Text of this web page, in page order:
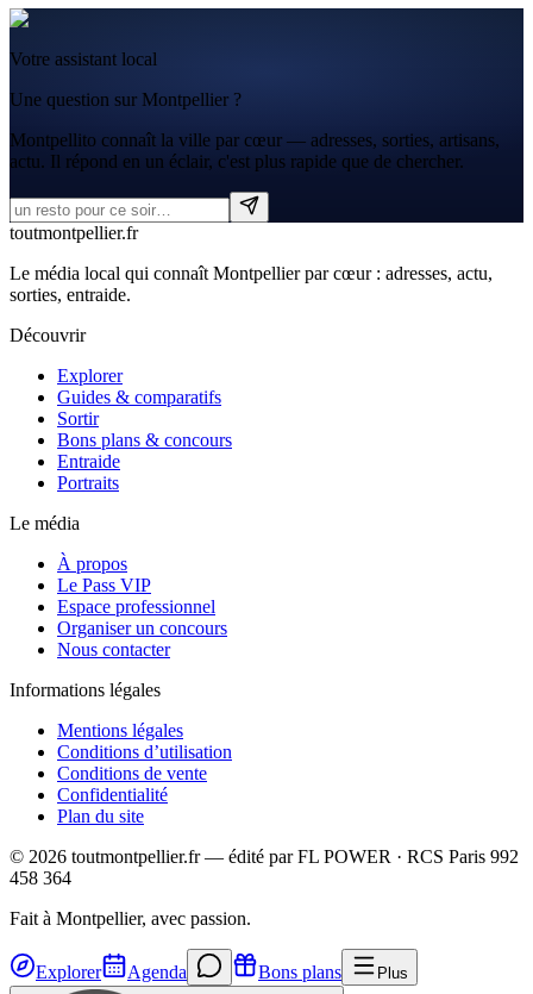
Votre assistant local
Une question sur Montpellier ?
Montpellito connaît la ville par cœur — adresses, sorties, artisans,
actu. Il répond en un éclair, c'est plus rapide que de chercher.
toutmontpellier.fr
Le média local qui connaît Montpellier par cœur : adresses, actu,
sorties, entraide.
Découvrir
Explorer
Guides & comparatifs
Sortir
Bons plans & concours
Entraide
Portraits
Le média
À propos
Le Pass VIP
Espace professionnel
Organiser un concours
Nous contacter
Informations légales
Mentions légales
Conditions d’utilisation
Conditions de vente
Confidentialité
Plan du site
© 2026 toutmontpellier.fr — édité parFL POWER · RCS Paris 992
458 364
Fait à Montpellier, avec passion.
Explorer Agenda Bons plans Plus